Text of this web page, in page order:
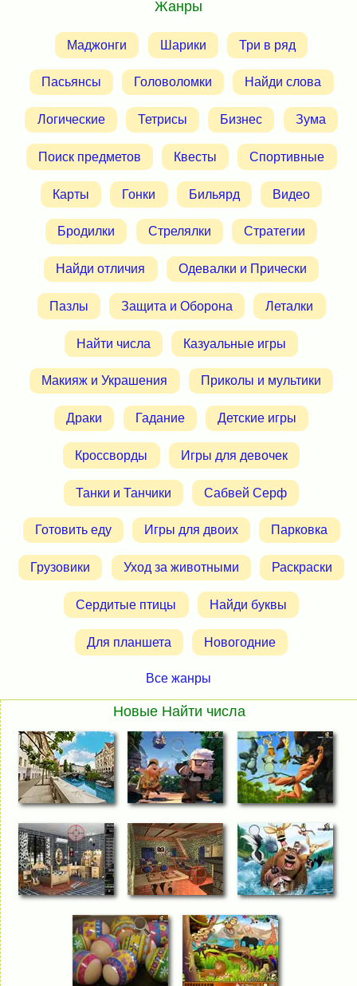
Жанры
Маджонги Шарики Три в ряд
Пасьянсы Головоломки Найди слова
Логические Тетрисы Бизнес Зума
Поиск предметов Квесты Спортивные
Карты Гонки Бильярд Видео
Бродилки Стрелялки Стратегии
Найди отличия Одевалки и Прически
Пазлы Защита и Оборона Леталки
Найти числа Казуальные игры
Макияж и Украшения Приколы и мультики
Драки Гадание Детские игры
Кроссворды Игры для девочек
Танки и Танчики Сабвей Серф
Готовить еду Игры для двоих Парковка
Грузовики Уход за животными Раскраски
Сердитые птицы Найди буквы
Для планшета Новогодние
Все жанры
Новые Найти числа